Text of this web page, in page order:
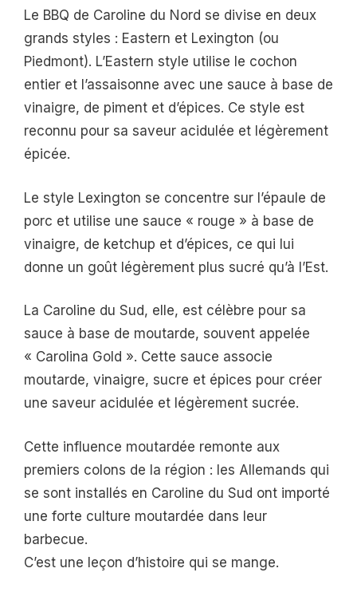
Le BBQ de Caroline du Nord se divise en deux
grands styles : Eastern et Lexington (ou
Piedmont). L’Eastern style utilise le cochon
entier et l’assaisonne avec une sauce à base de
vinaigre, de piment et d’épices. Ce style est
reconnu pour sa saveur acidulée et légèrement
épicée.
Le style Lexington se concentre sur l’épaule de
porc et utilise une sauce « rouge » à base de
vinaigre, de ketchup et d’épices, ce qui lui
donne un goût légèrement plus sucré qu’à l’Est.
La Caroline du Sud, elle, est célèbre pour sa
sauce à base de moutarde, souvent appelée
« Carolina Gold ». Cette sauce associe
moutarde, vinaigre, sucre et épices pour créer
une saveur acidulée et légèrement sucrée.
Cette influence moutardée remonte aux
premiers colons de la région : les Allemands qui
se sont installés en Caroline du Sud ont importé
une forte culture moutardée dans leur
barbecue.
C’est une leçon d’histoire qui se mange.